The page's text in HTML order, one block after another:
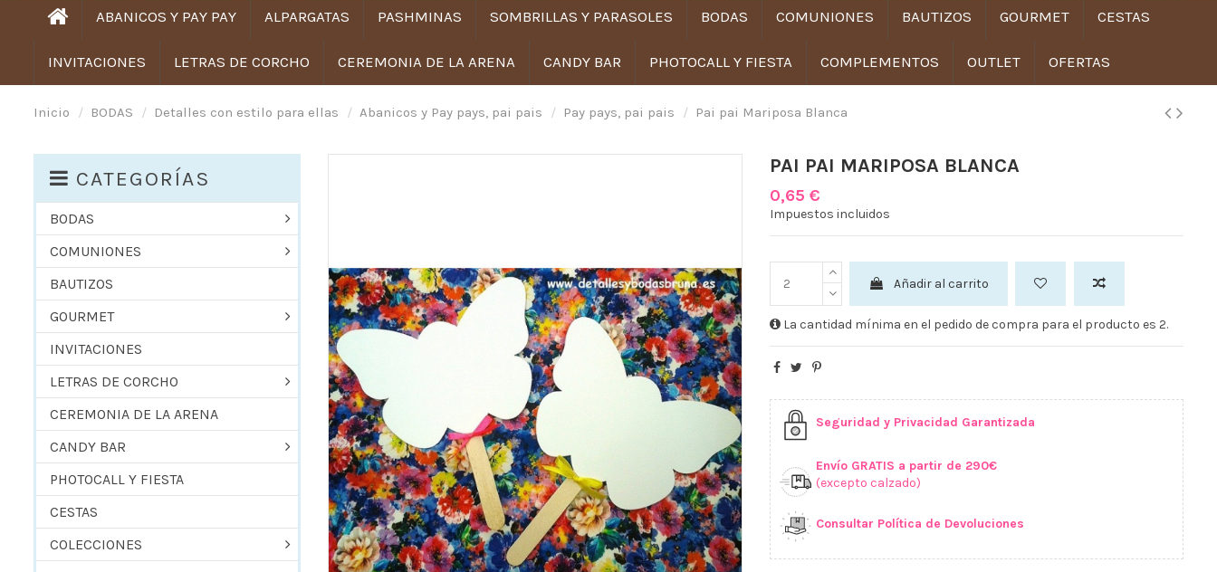
ABANICOS Y PAY PAY ALPARGATAS PASHMINAS SOMBRILLAS Y PARASOLES BODAS COMUNIONES BAUTIZOS GOURMET CESTAS
INVITACIONES LETRAS DE CORCHO CEREMONIA DE LA ARENA CANDY BAR PHOTOCALL Y FIESTA COMPLEMENTOS OUTLET OFERTAS
Inicio BODAS Detalles con estilo para ellas Abanicos y Pay pays, pai pais Pay pays, pai pais Pai pai Mariposa Blanca
PAI PAI MARIPOSA BLANCA
0,65 €
Impuestos incluidos
Añadir al carrito
La cantidad mínima en el pedido de compra para el producto es 2.
Seguridad y Privacidad Garantizada
Envío GRATIS a partir de 290€
(excepto calzado)
Consultar Política de Devoluciones
CATEGORÍAS
BODAS
COMUNIONES
BAUTIZOS
GOURMET
INVITACIONES
LETRAS DE CORCHO
CEREMONIA DE LA ARENA
CANDY BAR
PHOTOCALL Y FIESTA
CESTAS
COLECCIONES